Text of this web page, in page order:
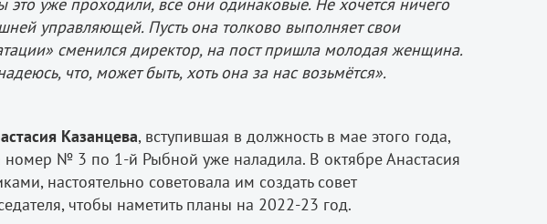
управляющей. Пусть она толково выполняет свои
сменился директор, на пост пришла молодая женщина.
что, может быть, хоть она за нас возьмётся».
Казанцева, вступившая в должность в мае этого года,
номер № 3 по 1-й Рыбной уже наладила. В октябре Анастасия
настоятельно советовала им создать совет
чтобы наметить планы на 2022-23 год.